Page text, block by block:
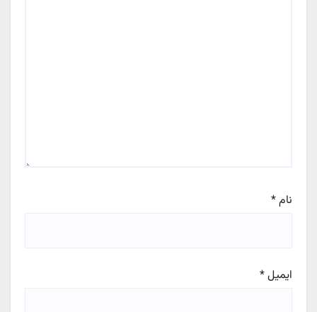
نام*
ایمیل*